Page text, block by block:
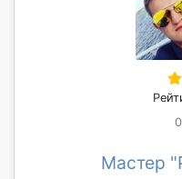
Мастер